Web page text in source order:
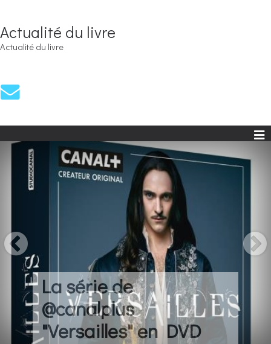
Actualité du livre
Actualité du livre
La série de
@canalplus
"Versailles" en DVD